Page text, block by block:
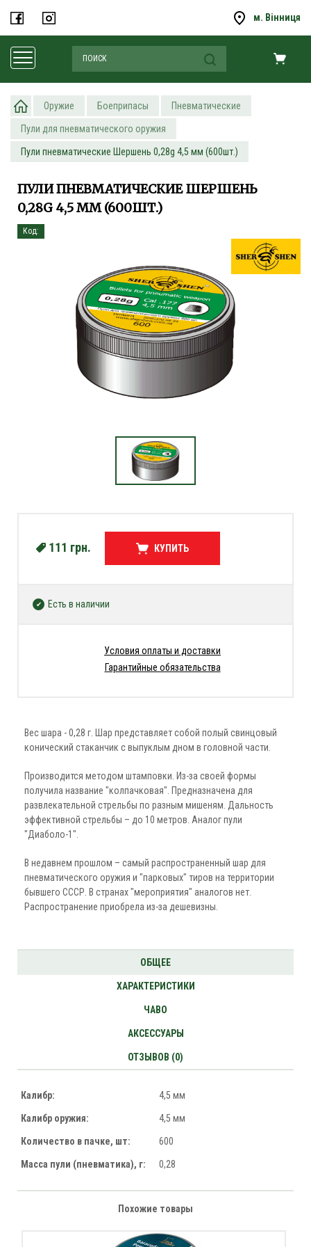
м. Вінниця
Оружие Боеприпасы Пневматические
Пули для пневматического оружия
Пули пневматические Шершень 0,28g 4,5 мм (600шт.)
ПУЛИ ПНЕВМАТИЧЕСКИЕ ШЕРШЕНЬ
0,28G 4,5 ММ (600ШТ.)
Код:
Вес шара - 0,28 г. Шар представляет собой полый свинцовый
конический стаканчик с выпуклым дном в головной части.
Производится методом штамповки. Из-за своей формы
получила название "колпачковая". Предназначена для
развлекательной стрельбы по разным мишеням. Дальность
эффективной стрельбы – до 10 метров. Аналог пули
"Диаболо-1".
В недавнем прошлом – самый распространенный шар для
пневматического оружия и "парковых" тиров на территории
бывшего СССР. В странах "мероприятия" аналогов нет.
Распространение приобрела из-за дешевизны.
111 грн. КУПИТЬ
Есть в наличии
Условия оплаты и доставки
Гарантийные обязательства
ОБЩЕЕ
ХАРАКТЕРИСТИКИ
ЧАВО
АКСЕССУАРЫ
ОТЗЫВОВ (0)
Калибр: 4,5 мм
Калибр оружия: 4,5 мм
Количество в пачке, шт: 600
Масса пули (пневматика), г: 0,28
Похожие товары